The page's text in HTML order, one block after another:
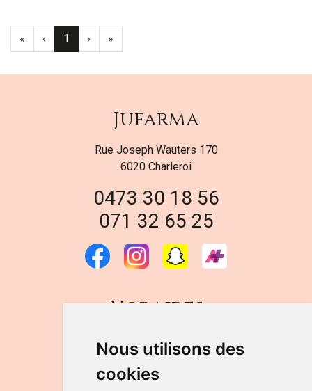
Nous utilisons des
cookies
« ‹ 1 › »
Jufarma
Rue Joseph Wauters 170
6020 Charleroi
0473 30 18 56
071 32 65 25
Horaires
DU LUNDI AU VENDREDI
de 9h à 12h30 et de 14h à 18h
LE SAMEDI